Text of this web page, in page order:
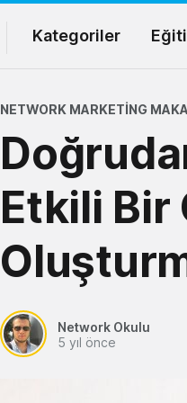
Kategoriler
NETWORK MARKETING
Etkili Bir
Network Okulu
5 yıl önce